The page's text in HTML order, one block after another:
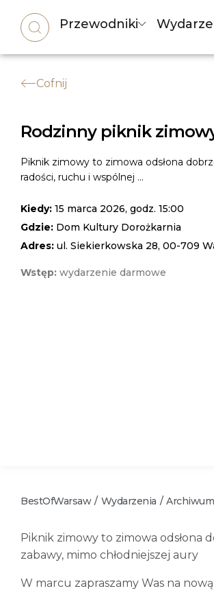
Przewodniki
Cofnij
Rodzinny piknik
Piknik zimowy to zimowa odsłona
radości, ruchu i wspólnej ...
Kiedy: 15 marca 2026, godz. 15:00
Gdzie: Dom Kultury Dorożkarnia
Adres: ul. Siekierkowska 28, 00-709
Wstęp: wydarzenie darmowe
BestOfWarsaw / Wydarzenia / Archiwum
Piknik zimowy to zimowa odsłona
zabawy, mimo chłodniejszej aury
W marcu zapraszamy Was na